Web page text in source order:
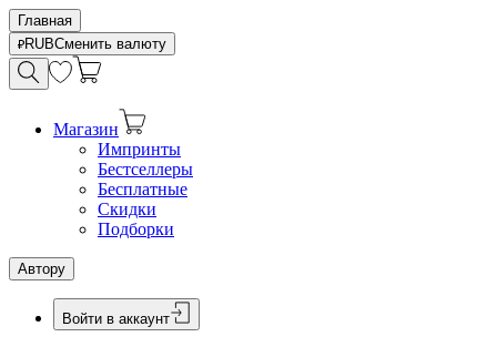
Главная
RUBСменить валюту
Магазин
Импринты
Бестселлеры
Бесплатные
Скидки
Подборки
Автору
Войти в аккаунт